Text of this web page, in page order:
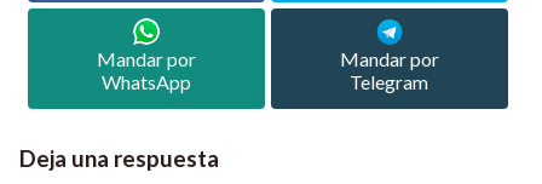
Mandar por
WhatsApp
Mandar por
Telegram
Deja una respuesta